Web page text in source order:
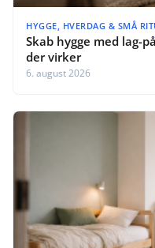
HYGGE, HVERDAG & SMÅ
Skab hygge med lag-
der virker
6. august 2026